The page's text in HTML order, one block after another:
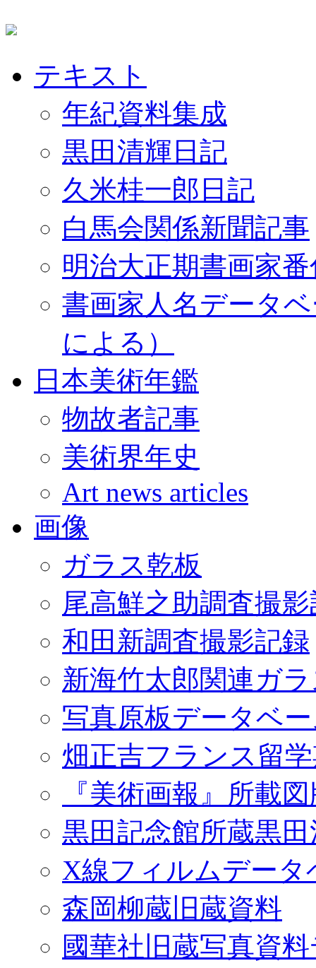
テキスト
年紀資料集成
黒田清輝日記
久米桂一郎日記
白馬会関係新聞記事
明治大正期書画家
書画家人名データ
による）
日本美術年鑑
物故者記事
美術界年史
Art news articles
画像
ガラス乾板
尾高鮮之助調査撮
和田新調査撮影記録
新海竹太郎関連ガ
写真原板データベ
畑正吉フランス留
『美術画報』所載
黒田記念館所蔵黒
X線フィルムデータ
森岡柳蔵旧蔵資料
國華社旧蔵写真資